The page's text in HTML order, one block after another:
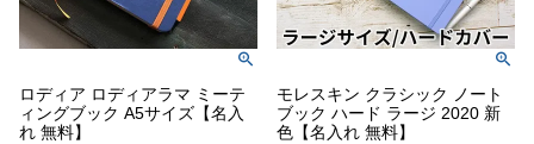
ロディア ロディアラマ ミーテ
ィングブック A5サイズ【名入
れ 無料】
モレスキン クラシック ノート
ブック ハード ラージ 2020 新
色【名入れ 無料】